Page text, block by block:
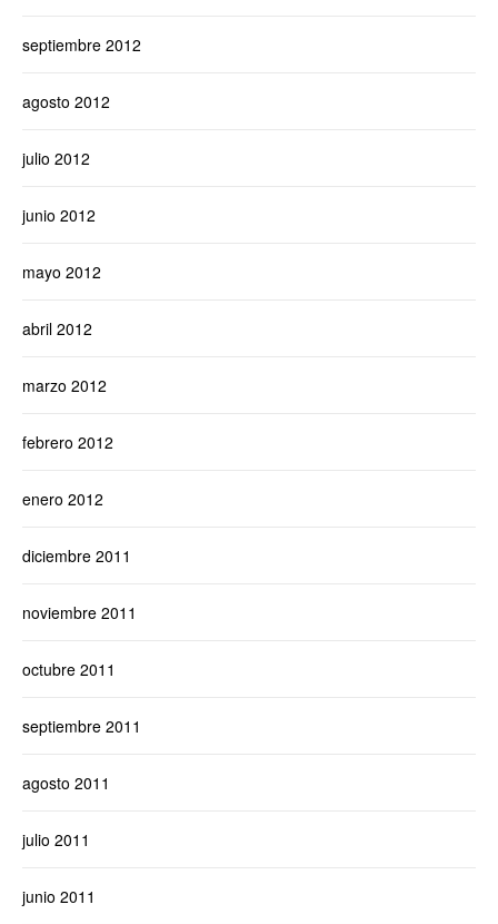
septiembre 2012
agosto 2012
julio 2012
junio 2012
mayo 2012
abril 2012
marzo 2012
febrero 2012
enero 2012
diciembre 2011
noviembre 2011
octubre 2011
septiembre 2011
agosto 2011
julio 2011
junio 2011